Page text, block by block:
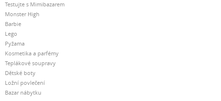
Testujte s Mimibazarem
Monster High
Barbie
Lego
Pyžama
Kosmetika a parfémy
Teplákové soupravy
Dětské boty
Ložní povlečení
Bazar nábytku